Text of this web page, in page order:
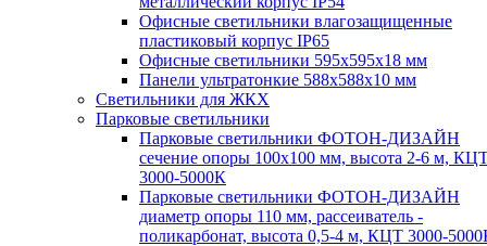
Офисные светильники влагозащищенные
пластиковый корпус IP65
Офисные светильники 595х595х18 мм
Панели ультратонкие 588х588х10 мм
Светильники для ЖКХ
Парковые светильники
Парковые светильники ФОТОН-ДИЗАЙН
сечение опоры 100х100 мм, высота 2-6 м,
3000-5000К
Парковые светильники ФОТОН-ДИЗАЙН
диаметр опоры 110 мм, рассеиватель -
поликарбонат, высота 0,5-4 м, КЦТ 3000-